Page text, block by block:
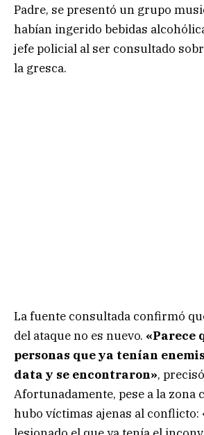
Padre, se presentó un grupo
habían ingerido bebidas
jefe policial al ser consultado
la gresca.
La fuente consultada confirmó
del ataque no es nuevo. «Parece
personas que ya tenían
data y se encontraron»,
Afortunadamente, pese a la zona
hubo víctimas ajenas al conflicto: